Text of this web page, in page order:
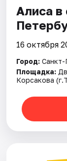
Алиса в
16 октября
Город:
Площадка:
Корсакова